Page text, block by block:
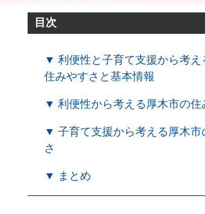
目次
▼ 利便性と子育て支援から考え
住みやすさと基本情報
▼ 利便性から考える厚木市の住
▼ 子育て支援から考える厚木市
さ
▼ まとめ